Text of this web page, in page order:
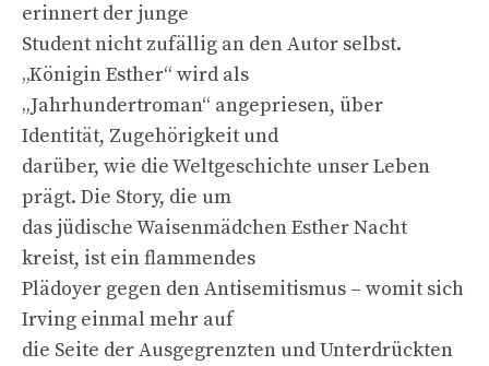
erinnert der junge
Student nicht zufällig an den Autor selbst.
„Königin Esther“ wird als
„Jahrhundertroman“ angepriesen, über
Identität, Zugehörigkeit und
darüber, wie die Weltgeschichte unser Leben
prägt. Die Story, die um
das jüdische Waisenmädchen Esther Nacht
kreist, ist ein flammendes
Plädoyer gegen den Antisemitismus – womit sich
Irving einmal mehr auf
die Seite der Ausgegrenzten und Unterdrückten